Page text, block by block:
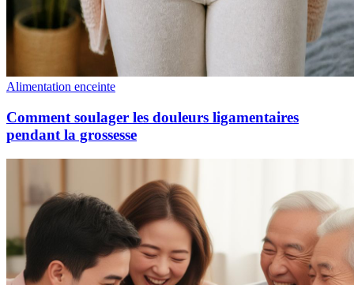
Alimentation enceinte
Comment soulager les douleurs ligamentaires
pendant la grossesse